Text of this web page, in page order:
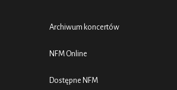
Archiwum koncertów
NFM Online
Dostępne NFM